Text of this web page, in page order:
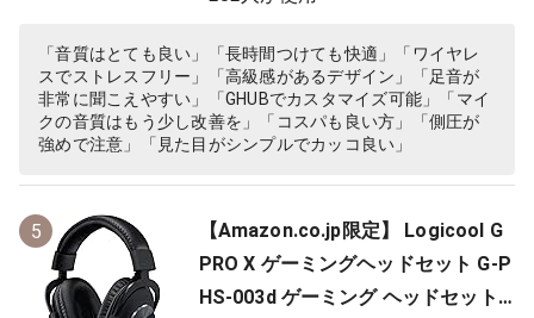
004 ブラック 国内正規品 【 ファイ
ナルファンタジー XIV 推奨モ…
「音質はとても良い」「長時間つけても快適」「ワイヤレ
スでストレスフリー」「高級感があるデザイン」「足音が
非常に聞こえやすい」「GHUBでカスタマイズ可能」「マイ
クの音質はもう少し改善を」「コスパも良い方」「側圧が
強めで注意」「見た目がシンプルでカッコ良い」
5
【Amazon.co.jp限定】 Logicool G
PRO X ゲーミングヘッドセット G-P
HS-003d ゲーミング ヘッドセット